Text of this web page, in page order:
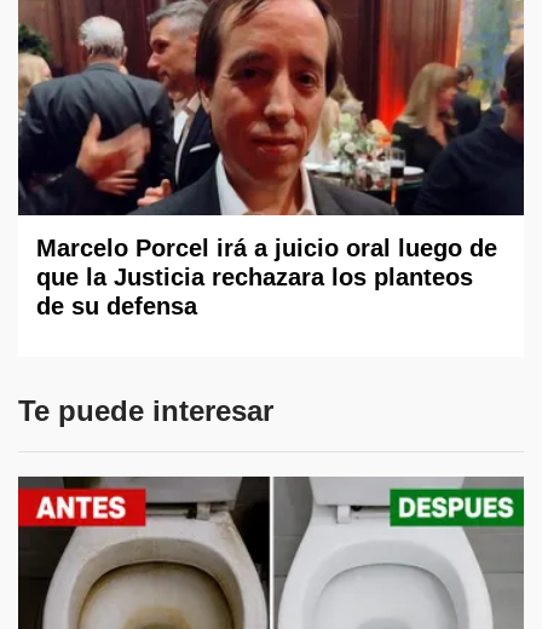
Marcelo Porcel irá a juicio oral luego de
que la Justicia rechazara los planteos
de su defensa
Te puede interesar